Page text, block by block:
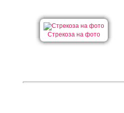
Стрекоза на фото